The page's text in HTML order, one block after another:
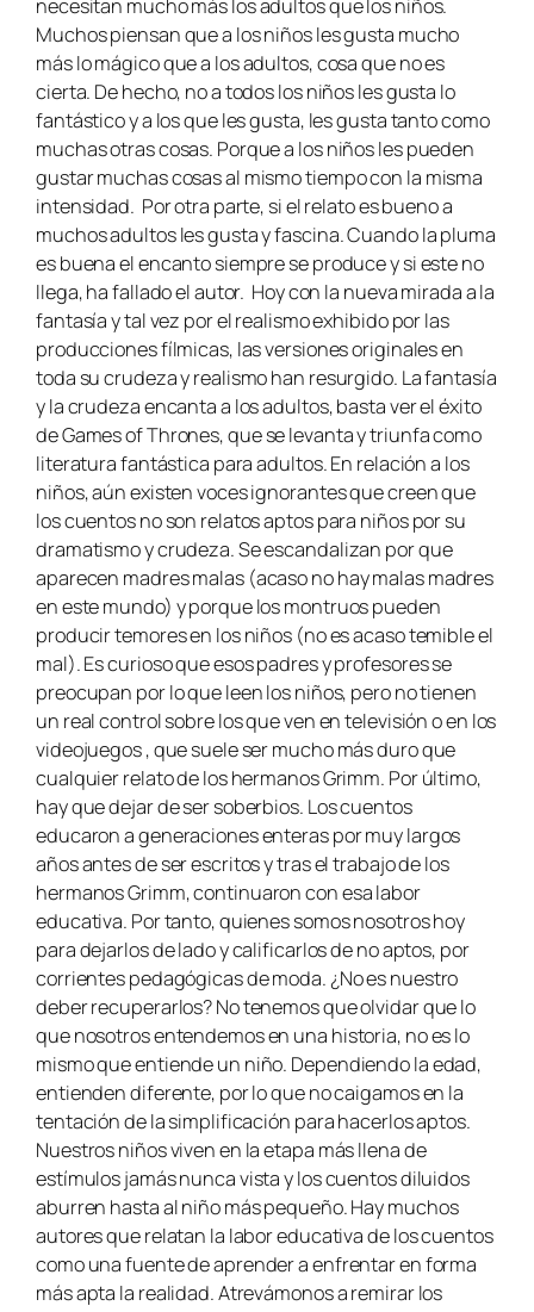
necesitan mucho más los adultos que los niños.
Muchos piensan que a los niños les gusta mucho
más lo mágico que a los adultos, cosa que no es
cierta. De hecho, no a todos los niños les gusta lo
fantástico y a los que les gusta, les gusta tanto como
muchas otras cosas. Porque a los niños les pueden
gustar muchas cosas al mismo tiempo con la misma
intensidad. Por otra parte, si el relato es bueno a
muchos adultos les gusta y fascina. Cuando la pluma
es buena el encanto siempre se produce y si este no
llega, ha fallado el autor. Hoy con la nueva mirada a la
fantasía y tal vez por el realismo exhibido por las
producciones fílmicas, las versiones originales en
toda su crudeza y realismo han resurgido. La fantasía
y la crudeza encanta a los adultos, basta ver el éxito
deGames of Thrones, que se levanta y triunfa como
literatura fantástica para adultos. En relación a los
niños, aún existen voces ignorantes que creen que
los cuentos no son relatos aptos para niños por su
dramatismo y crudeza. Se escandalizan por que
aparecen madres malas (acaso no hay malas madres
en este mundo) y porque los montruos pueden
producir temores en los niños (no es acaso temible el
mal). Es curioso que esos padres y profesores se
preocupan por lo que leen los niños, pero no tienen
un real control sobre los que ven en televisión o en los
videojuegos , que suele ser mucho más duro que
cualquier relato de los hermanos Grimm. Por último,
hay que dejar de ser soberbios. Los cuentos
educaron a generaciones enteras por muy largos
años antes de ser escritos y tras el trabajo de los
hermanos Grimm, continuaron con esa labor
educativa. Por tanto, quienes somos nosotros hoy
para dejarlos de lado y calificarlos de no aptos, por
corrientes pedagógicas de moda. ¿No es nuestro
deber recuperarlos? No tenemos que olvidar que lo
que nosotros entendemos en una historia, no es lo
mismo que entiende un niño. Dependiendo la edad,
entienden diferente, por lo que no caigamos en la
tentación de la simplificación para hacerlos aptos.
Nuestros niños viven en la etapa más llena de
estímulos jamás nunca vista y los cuentos diluidos
aburren hasta al niño más pequeño. Hay muchos
autores que relatan la labor educativa de los cuentos
como una fuente de aprender a enfrentar en forma
más apta la realidad. Atrevámonos a remirar los